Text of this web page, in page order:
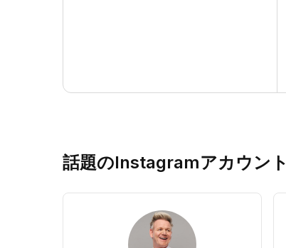
話題のInstagramアカウント